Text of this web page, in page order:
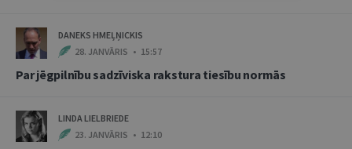
DANEKS HMEĻŅICKIS
28. JANVĀRIS • 15:57
Par jēgpilnību sadzīviska rakstura tiesību normās
LINDA LIELBRIEDE
23. JANVĀRIS • 12:10